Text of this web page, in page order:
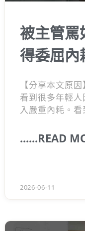
被主管罵
得委屈內
【分享本文原
看到很多年輕
入嚴重內耗。
們太忙或口氣
價值的溝通」邏
能讓老闆覺得
......READ
2026-06-11